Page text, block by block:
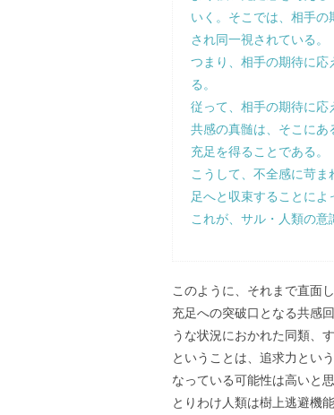
いく。そこでは、相手
され同一視されている。
つまり、相手の期待に応
る。
従って、相手の期待に応
共感の真髄は、そこにあ
充足を得ることである。
こうして、不全感に苛
足へと収束することによ
これが、サル・人類の意
このように、それまで直面
充足への突破口となる共感
うな状況におかれた同類、
ということは、追求力とい
なっている可能性は高いと思
とりわけ人類は樹上逃避機